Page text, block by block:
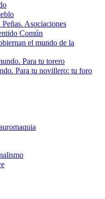
Asociaciones
Común
el mundo de la
Para tu torero
Para tu novillero: tu foro